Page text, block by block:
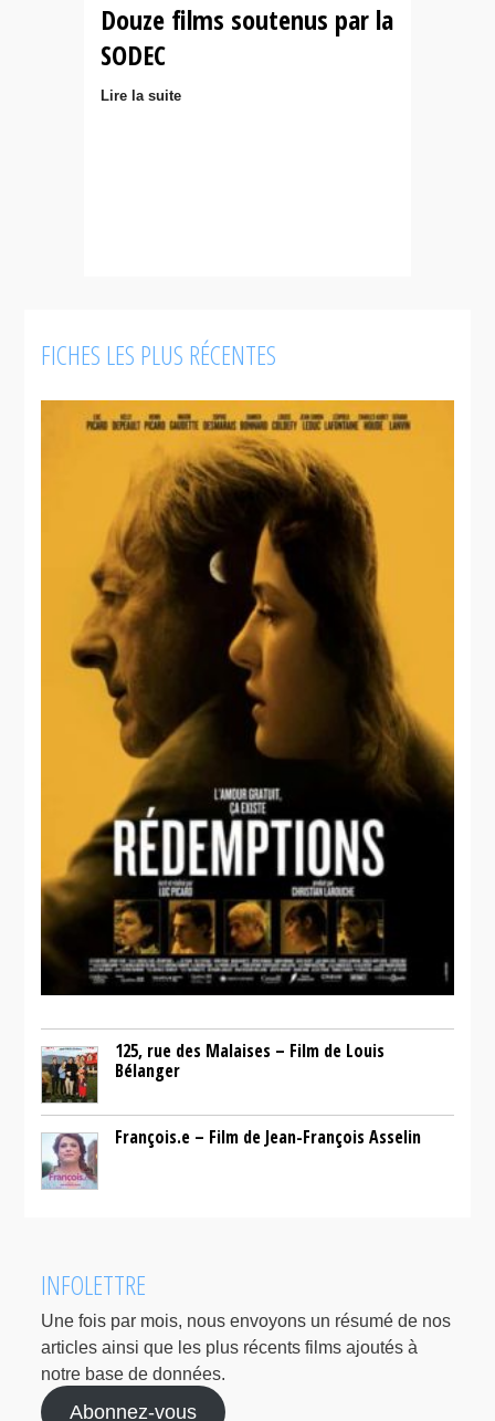
Douze films soutenus par la
SODEC
Lire la suite
FICHES LES PLUS RÉCENTES
125, rue des Malaises – Film de Louis
Bélanger
François.e – Film de Jean-François Asselin
INFOLETTRE
Une fois par mois, nous envoyons un résumé de nos
articles ainsi que les plus récents films ajoutés à
notre base de données.
Abonnez-vous